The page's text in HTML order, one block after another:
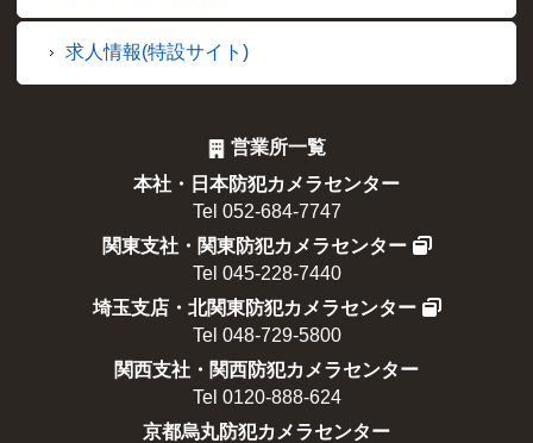
求人情報(特設サイト)
営業所一覧
本社・日本防犯カメラセンター
Tel 052-684-7747
関東支社・関東防犯カメラセンター
Tel 045-228-7440
埼玉支店・北関東防犯カメラセンター
Tel 048-729-5800
関西支社・関西防犯カメラセンター
Tel 0120-888-624
京都烏丸防犯カメラセンター